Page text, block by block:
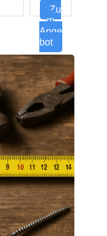
Zu
m
Ange
bot